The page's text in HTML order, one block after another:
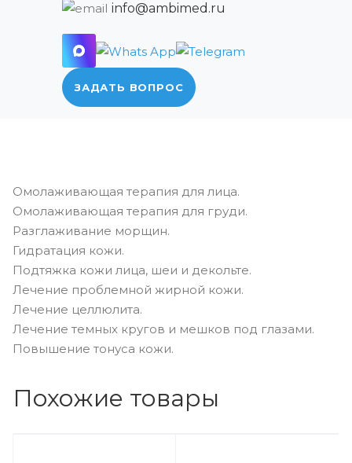
info@ambimed.ru
ЗАДАТЬ ВОПРОС
Омолаживающая терапия для лица.
Омолаживающая терапия для груди.
Разглаживание морщин.
Гидратация кожи.
Подтяжка кожи лица, шеи и декольте.
Лечение проблемной жирной кожи.
Лечение целлюлита.
Лечение темных кругов и мешков под глазами.
Повышение тонуса кожи.
Похожие товары